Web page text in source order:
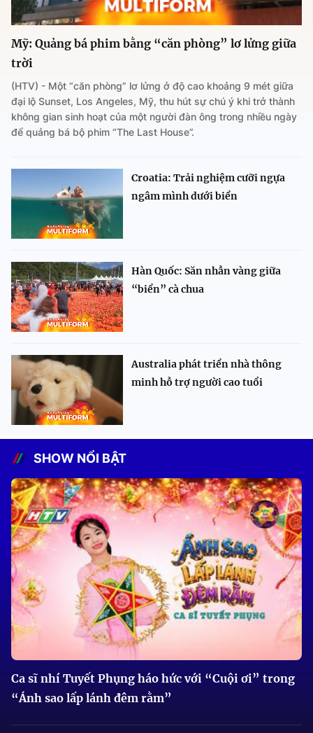
Mỹ: Quảng bá phim bằng “căn phòng” lơ lửng giữa
trời
(HTV) - Một “căn phòng” lơ lửng ở độ cao khoảng 9 mét giữa
đại lộ Sunset, Los Angeles, Mỹ, thu hút sự chú ý khi trở thành
không gian sinh hoạt của một người đàn ông trong nhiều ngày
để quảng bá bộ phim “The Last House”.
Croatia: Trải nghiệm cưỡi ngựa
ngâm mình dưới biển
Hàn Quốc: Săn nhẫn vàng giữa
“biển” cà chua
Australia phát triển nhà thông
minh hỗ trợ người cao tuổi
SHOW NỔI BẬT
Ca sĩ nhí Tuyết Phụng háo hức với “Cuội ơi” trong
“Ánh sao lấp lánh đêm rằm”